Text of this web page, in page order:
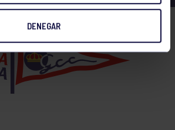
DENEGAR